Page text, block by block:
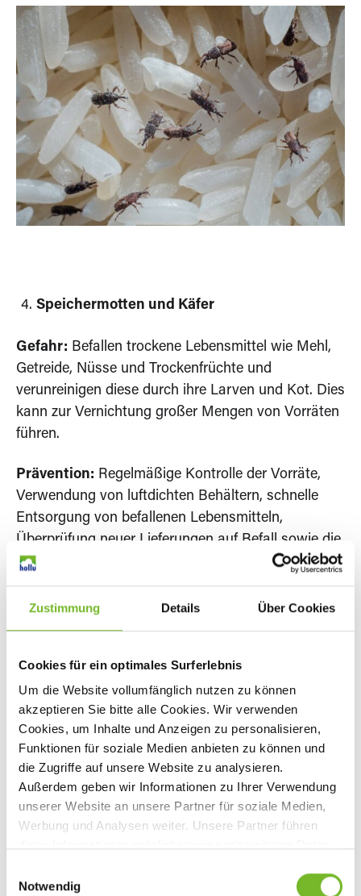
Zustimmung Details Über Cookies
Cookies für ein optimales Surferlebnis
Um die Website vollumfänglich nutzen zu können
akzeptieren Sie bitte alle Cookies. Wir verwenden
Cookies, um Inhalte und Anzeigen zu personalisieren,
Funktionen für soziale Medien anbieten zu können und
die Zugriffe auf unsere Website zu analysieren.
Außerdem geben wir Informationen zu Ihrer Verwendung
unserer Website an unsere Partner für soziale Medien,
Werbung und Analysen weiter. Unsere Partner führen
sie im Rahmen Ihrer Nutzung der Dienste gesammelt
Notwendig
Speichermotten und Käfer
Gefahr: Befallen trockene Lebensmittel wie Mehl,
Getreide, Nüsse und Trockenfrüchte und
verunreinigen diese durch ihre Larven und Kot. Dies
kann zur Vernichtung großer Mengen von Vorräten
führen.
Prävention: Regelmäßige Kontrolle der Vorräte,
Verwendung von luftdichten Behältern, schnelle
Entsorgung von befallenen Lebensmitteln,
Überprüfung neuer Lieferungen auf Befall sowie die
Durchführung einer umfassenden Reinigung der
Lagerbereiche. Der Einsatz von Pheromonfallen
dient dem Monitoring und kann dazu beitragen,
einen Befall frühzeitig zu erkennen.